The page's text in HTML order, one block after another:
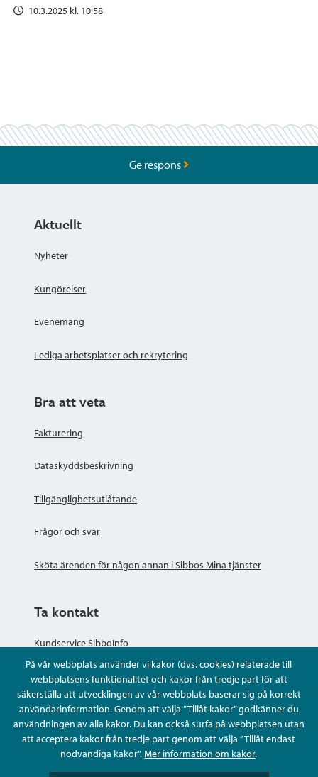
10.3.2025 kl. 10:58
På vår webbplats använder vi kakor (dvs. cookies) relaterade till
webbplatsens funktionalitet och kakor från tredje part för att
säkerställa att utvecklingen av vår webbplats baserar sig på korrekt
användarinformation. Genom att välja ”Tillåt kakor” godkänner du
användningen av alla kakor. Du kan också surfa på webbplatsen utan
att acceptera kakor från tredje part genom att välja ”Tillåt endast
nödvändiga kakor”.Mer information om kakor.
Ge respons
Aktuellt
Nyheter
Kungörelser
Evenemang
Lediga arbetsplatser och rekrytering
Bra att veta
Fakturering
Dataskyddsbeskrivning
Tillgänglighetsutlåtande
Frågor och svar
Sköta ärenden för någon annan i Sibbos Mina tjänster
Ta kontakt
Kundservice SibboInfo
Ge anonym respons
Ställ en fråga eller sköta ditt ärende
Kontaktuppgifter